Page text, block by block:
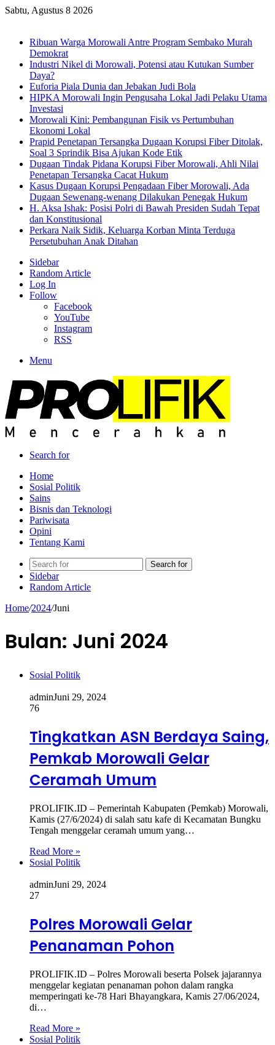
Sabtu, Agustus 8 2026
Ribuan Warga Morowali Antre Program Sembako Murah
Demokrat
Industri Nikel di Morowali, Potensi atau Kutukan Sumber
Daya?
Euforia Piala Dunia dan Jebakan Judi Bola
HIPKA Morowali Ingin Pengusaha Lokal Jadi Pelaku Utama
Investasi
Morowali Kini: Pembangunan Fisik vs Pertumbuhan
Ekonomi Lokal
Prapid Penetapan Tersangka Dugaan Korupsi Fiber Ditolak,
Soal 3 Sprindik Bisa Ajukan Kode Etik
Dugaan Tindak Pidana Korupsi Fiber Morowali, Ahli Nilai
Penetapan Tersangka Cacat Hukum
Kasus Dugaan Korupsi Pengadaan Fiber Morowali, Ada
Dugaan Sewenang-wenang Dilakukan Penegak Hukum
H. Aksa Ishak: Posisi Polri di Bawah Presiden Sudah Tepat
dan Konstitusional
Perkara Naik Sidik, Keluarga Korban Minta Terduga
Persetubuhan Anak Ditahan
Sidebar
Random Article
Log In
Follow
Facebook
YouTube
Instagram
RSS
Menu
Search for
Home
Sosial Politik
Sains
Bisnis dan Teknologi
Pariwisata
Opini
Tentang Kami
Search for
Sidebar
Random Article
Home/2024/Juni
Bulan: Juni 2024
Sosial Politik
adminJuni 29, 2024
76
Tingkatkan ASN Berdaya Saing,
Pemkab Morowali Gelar
Ceramah Umum
PROLIFIK.ID – Pemerintah Kabupaten (Pemkab) Morowali,
Kamis (27/6/2024) di salah satu kafe di Kecamatan Bungku
Tengah menggelar ceramah umum yang…
Read More »
Sosial Politik
adminJuni 29, 2024
27
Polres Morowali Gelar
Penanaman Pohon
PROLIFIK.ID – Polres Morowali beserta Polsek jajarannya
menggelar kegiatan penanaman pohon dalam rangka
memperingati ke-78 Hari Bhayangkara, Kamis 27/06/2024,
di…
Read More »
Sosial Politik